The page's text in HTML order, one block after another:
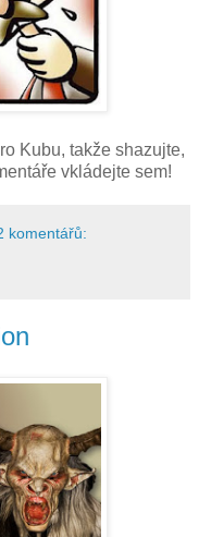
Kubu, takže shazujte,
vkládejte sem!
komentářů: